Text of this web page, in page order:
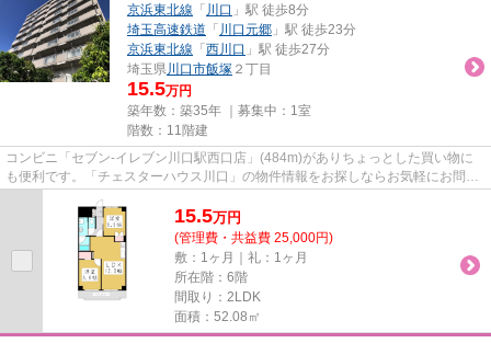
京浜東北線 「 川口 」駅 徒歩8分
埼玉高速鉄道 「 川口元郷 」駅 徒歩23分
京浜東北線 「 西川口 」駅 徒歩27分
埼玉県川口市飯塚 ２丁目
15.5万円
築年数：築35年 ｜募集中： 1室
階数：11階建
コンビニ「セブン-イレブン川口駅西口店」(484m)がありちょっとした買い物に
も便利です。「チェスターハウス川口」の物件情報をお探しならお気軽にお問い
15.5万円
(管理費・共益費 25,000円)
敷：1ヶ月｜礼：1ヶ月
所在階：6階
間取り：2LDK
面積：52.08㎡